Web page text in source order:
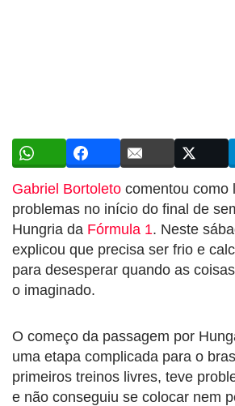
Gabriel Bortoleto comentou como
problemas no início do final de
Hungria da Fórmula 1. Neste
explicou que precisa ser frio e
para desesperar quando as
o imaginado.
O começo da passagem por
uma etapa complicada para o
primeiros treinos livres, teve
e não conseguiu se colocar nem